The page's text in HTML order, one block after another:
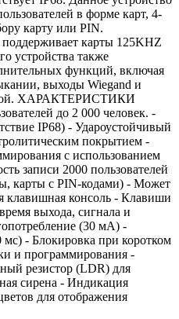
в форме карт, 4-
карту или PIN.
карты 125KHZ
устройства также
функций, включая
выходы Wiegand и
ХАРАКТЕРИСТИКИ
до 2 000 человек. -
IP68) - Удароустойчивый
покрытием -
с использованием
записи 2000 пользователей
карты с PIN-кодами) - Может
клавишная консоль - Клавиши
выхода, сигнала и
(30 мА) -
мс) - Блокировка при коротком
и программирования -
резистор (LDR) для
сирена - Индикация
для отображения